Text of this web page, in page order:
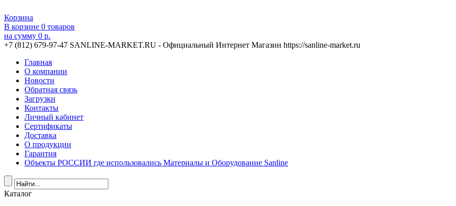
Корзина
В корзине 0 товаров
на сумму 0 р.
+7 (812) 679-97-47 SANLINE-MARKET.RU - Официальный Интернет Магазин https://sanline-market.ru
Главная
О компании
Новости
Обратная связь
Загрузки
Контакты
Личный кабинет
Сертификаты
Доставка
О продукции
Гарантия
Объекты РОССИИ где использовались Материалы и Оборудование Sanline
Каталог